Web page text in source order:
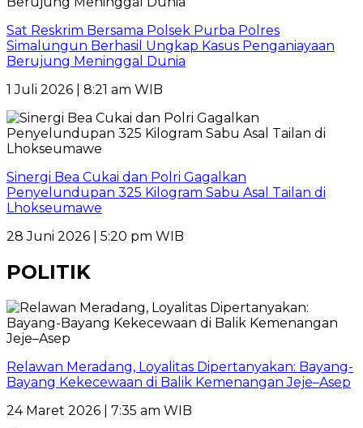
Sat Reskrim Bersama Polsek Purba Polres
Simalungun Berhasil Ungkap Kasus Penganiayaan
Berujung Meninggal Dunia
1 Juli 2026 | 8:21 am WIB
Sinergi Bea Cukai dan Polri Gagalkan
Penyelundupan 325 Kilogram Sabu Asal Tailan di
Lhokseumawe
28 Juni 2026 | 5:20 pm WIB
POLITIK
Relawan Meradang, Loyalitas Dipertanyakan: Bayang-
Bayang Kekecewaan di Balik Kemenangan Jeje–Asep
24 Maret 2026 | 7:35 am WIB